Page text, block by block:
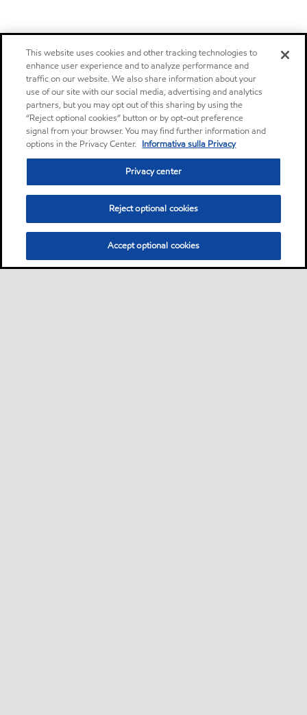
This website uses cookies and other tracking technologies to
enhance user experience and to analyze performance and
traffic on our website. We also share information about your
use of our site with our social media, advertising and analytics
partners, but you may opt out of this sharing by using the
“Reject optional cookies” button or by opt-out preference
signal from your browser. You may find further information and
options in the Privacy Center. Informativa sulla Privacy
Privacy center
Reject optional cookies
Accept optional cookies